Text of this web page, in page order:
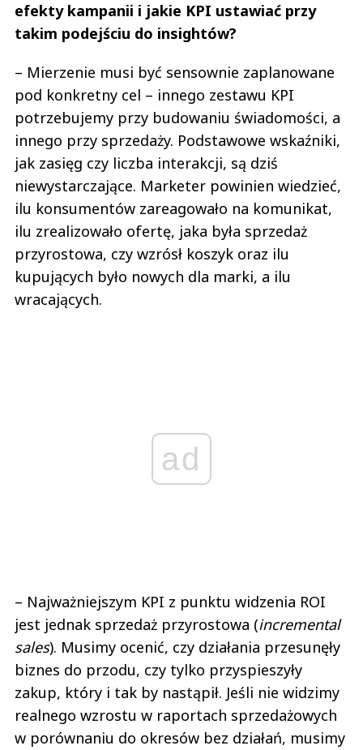
efekty kampanii i jakie KPI ustawiać przy
takim podejściu do insightów?
– Mierzenie musi być sensownie zaplanowane
pod konkretny cel – innego zestawu KPI
potrzebujemy przy budowaniu świadomości, a
innego przy sprzedaży. Podstawowe wskaźniki,
jak zasięg czy liczba interakcji, są dziś
niewystarczające. Marketer powinien wiedzieć,
ilu konsumentów zareagowało na komunikat,
ilu zrealizowało ofertę, jaka była sprzedaż
przyrostowa, czy wzrósł koszyk oraz ilu
kupujących było nowych dla marki, a ilu
wracających.
ad
– Najważniejszym KPI z punktu widzenia ROI
jest jednak sprzedaż przyrostowa (incremental
sales). Musimy ocenić, czy działania przesunęły
biznes do przodu, czy tylko przyspieszyły
zakup, który i tak by nastąpił. Jeśli nie widzimy
realnego wzrostu w raportach sprzedażowych
w porównaniu do okresów bez działań, musimy